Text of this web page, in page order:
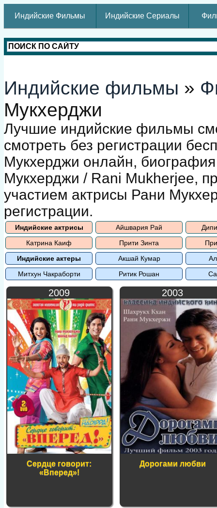
Индийские Фильмы Индийские Сериалы
Индийские фильмы »
Мукхерджи
Лучшие индийские фильмы
смотреть без регистрации
Мукхерджи онлайн,
Мукхерджи / Rani Mukherjee,
участием актрисы Рани
регистрации.
Индийские актрисы Айшвария Рай
Катрина Каиф
Прити Зинта
Индийские актеры
Акшай Кумар
Митхун Чакраборти
Ритик Рошан
2009
Сердце говорит:
«Вперед»!
2003
Дорогами любви